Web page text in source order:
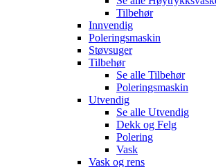
Tilbehør
Innvendig
Poleringsmaskin
Støvsuger
Tilbehør
Se alle Tilbehør
Poleringsmaskin
Utvendig
Se alle Utvendig
Dekk og Felg
Polering
Vask
Vask og rens